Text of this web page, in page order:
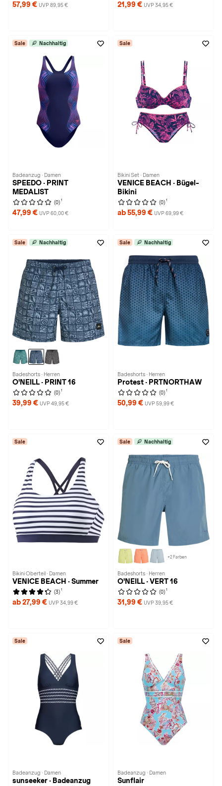
57,99 € UVP 89,95 € 21,99 € UVP 34,95 €
Sale Nachhaltig
Badeanzug · Damen
SPEEDO · PRINT
MEDALIST
(0) 1
47,99 € UVP 60,00 €
Sale
Bikini Set · Damen
VENICE BEACH · Bügel-
Bikini
(0) 1
ab 55,99 € UVP 69,99 €
Sale Nachhaltig
Badeshorts · Herren
O'NEILL · PRINT 16
(0) 1
39,99 € UVP 49,95 €
Sale Nachhaltig
Badeshorts · Herren
Protest · PRTNORTHAW
(0) 1
50,99 € UVP 59,99 €
Sale
Bikini Oberteil · Damen
VENICE BEACH · Summer
(3) 1
ab 27,99 € UVP 34,99 €
Sale Nachhaltig
+2 Farben
Badeshorts · Herren
O'NEILL · VERT 16
(0) 1
31,99 € UVP 39,95 €
Sale
Badeanzug · Damen
sunseeker · Badeanzug
Sale
Badeanzug · Damen
Sunflair